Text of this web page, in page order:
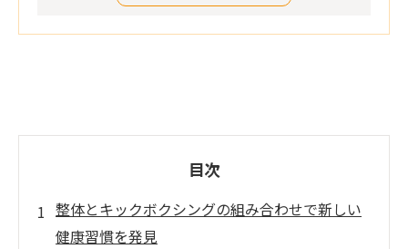
目次
整体とキックボクシングの組み合わせで新しい
健康習慣を発見